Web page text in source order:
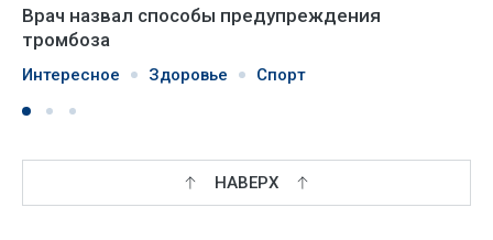
Врач назвал способы предупреждения
тромбоза
Интересное Здоровье Спорт
НАВЕРХ